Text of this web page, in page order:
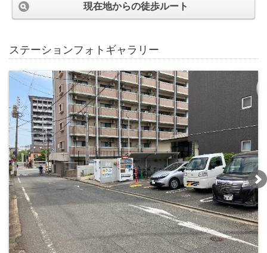
現在地からの徒歩ルート
ステーションフォトギャラリー